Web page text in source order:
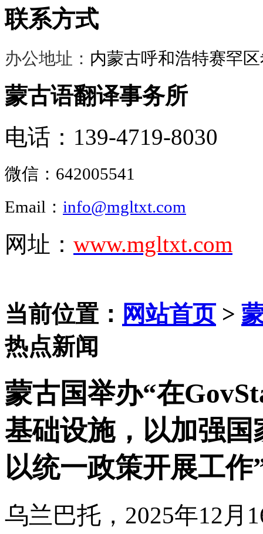
联系方式
办公地址： 内蒙古呼和浩特赛罕
蒙古语翻译事务所
电话：139-4719-8030
微信： 642005541
Email： info@mgltxt.com
网址： www.mgltxt.com
当前位置： 网站首页>
热点新闻
蒙古国举办“在
基础设施，以加强
以统一政策开展工作
乌兰巴托， 2025年12